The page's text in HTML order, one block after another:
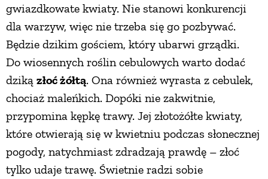
gwiazdkowate kwiaty. Nie stanowi konkurencji
dla warzyw, więc nie trzeba się go pozbywać.
Będzie dzikim gościem, który ubarwi grządki.
Do wiosennych roślin cebulowych warto dodać
dziką złoć żółtą. Ona również wyrasta z cebulek,
chociaż maleńkich. Dopóki nie zakwitnie,
przypomina kępkę trawy. Jej złotożółte kwiaty,
które otwierają się w kwietniu podczas słonecznej
pogody, natychmiast zdradzają prawdę – złoć
tylko udaje trawę. Świetnie radzi sobie